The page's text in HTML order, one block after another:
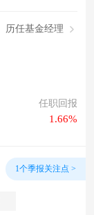
历任基金经理
任职回报
1.66%
1个季报关注点 >